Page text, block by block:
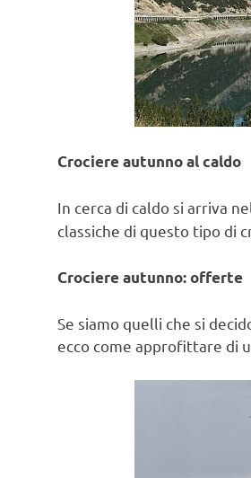
Crociere autunno al caldo
In cerca di caldo si arriva nel
classiche di questo tipo di
Crociere autunno: offerte
Se siamo quelli che si
ecco come approfittare di